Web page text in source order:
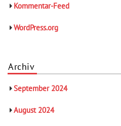
Kommentar-Feed
WordPress.org
Archiv
September 2024
August 2024